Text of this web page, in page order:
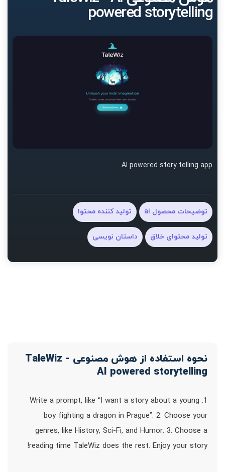
powered storytelling
AI powered story telling app
توضیحات محصول ai تولید کننده محتوا
تولید محتوای خلاق داستان نویسی
نحوه استفاده از هوش مصنوعی TaleWiz -
AI powered storytelling
1. Write a prompt, like “I want a story about a young
boy fighting a dragon in Prague”. 2. Choose your
genres, like History, Sci-Fi, and Humor. 3. Choose a
reading time TaleWiz does the rest. Enjoy your story!